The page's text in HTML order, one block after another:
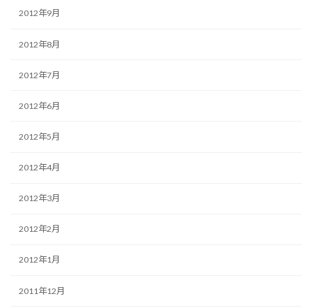
2012年9月
2012年8月
2012年7月
2012年6月
2012年5月
2012年4月
2012年3月
2012年2月
2012年1月
2011年12月